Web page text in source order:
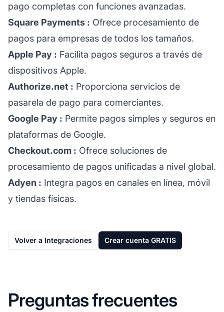
pago completas con funciones avanzadas.
Square Payments : Ofrece procesamiento de
pagos para empresas de todos los tamaños.
Apple Pay : Facilita pagos seguros a través de
dispositivos Apple.
Authorize.net : Proporciona servicios de
pasarela de pago para comerciantes.
Google Pay : Permite pagos simples y seguros en
plataformas de Google.
Checkout.com : Ofrece soluciones de
procesamiento de pagos unificadas a nivel global.
Adyen : Integra pagos en canales en línea, móvil
y tiendas físicas.
Volver a Integraciones Crear cuenta GRATIS
Preguntas frecuentes